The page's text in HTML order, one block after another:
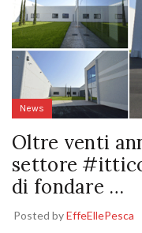
News
Oltre venti
settore
di fondare …
Posted byEffeEllePesca